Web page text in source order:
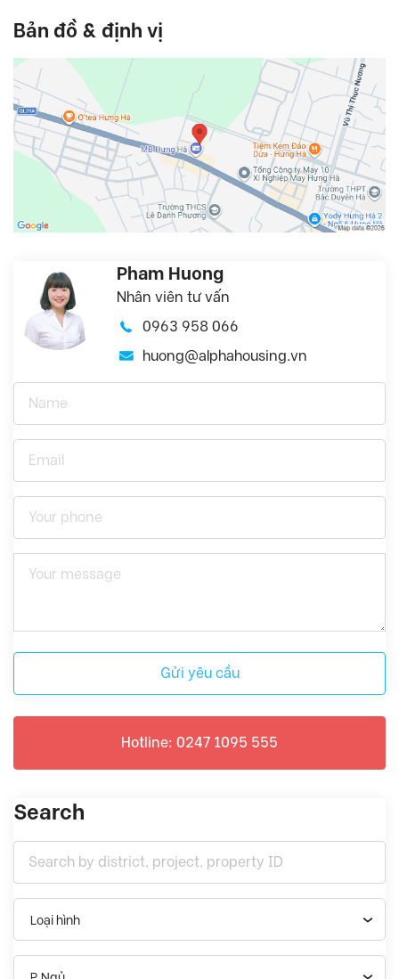
Bản đồ & định vị
Pham Huong
Nhân viên tư vấn
0963 958 066
huong@alphahousing.vn
Gửi yêu cầu
Hotline: 0247 1095 555
Search
Loại hình